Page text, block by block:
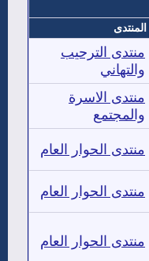
المنتدى
منتدى الترحيب
والتهاني
منتدى الاسرة
والمجتمع
منتدى الحوار العام
منتدى الحوار العام
منتدى الحوار العام